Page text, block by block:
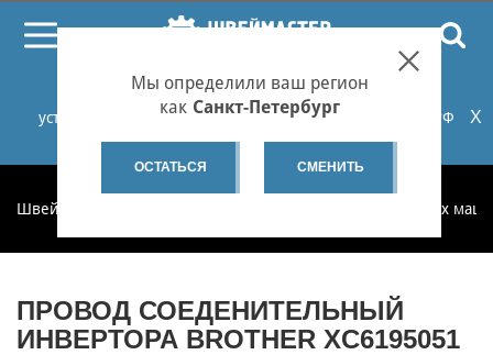
При проблемах с онлайн-оплатой заказов на сайте
установите российские сертификаты НУЦ Минцифры РФ
или используйте Яндекс.Браузер.Подробнее...
X
Мы определили ваш регион
как Санкт-Петербург
ОСТАТЬСЯ СМЕНИТЬ
Швеймастер Запчасти для бытовых швейных
ПРОВОД СОЕДЕНИТЕЛЬНЫЙ
ИНВЕРТОРА BROTHER XC6195051